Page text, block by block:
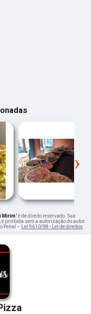
›
Mirim" é de direito reservado. Sua
proibida sem a autorização do autor.
Penal –
Lei 9610/98 - Lei de direitos